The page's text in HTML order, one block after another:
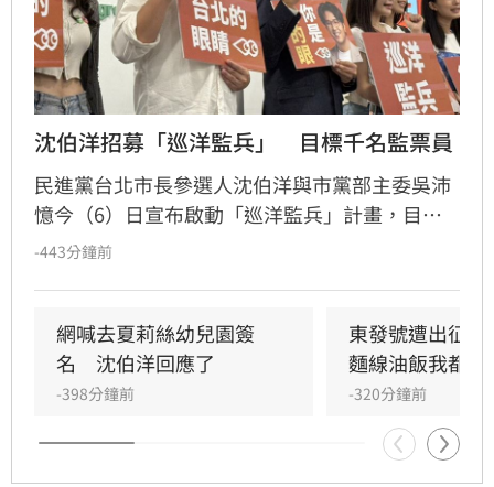
沈伯洋招募「巡洋監兵」　目標千名監票員
民進黨台北市長參選人沈伯洋與市黨部主委吳沛
憶今（6）日宣布啟動「巡洋監兵」計畫，目標
號召千名公民擔任監票員，確保今年11月28日台
說，許多人參與政治的起點正是從監票員做起，
如果大家覺得台灣的民主值得守護，也想要參與
這樣的行動，歡迎加入「巡洋監兵」行列，共同
-443分鐘前
網喊去夏莉絲幼兒園簽
名　沈伯洋回應了
-398分鐘前
東發號遭出征
麵線油飯我都喜
-320分鐘前